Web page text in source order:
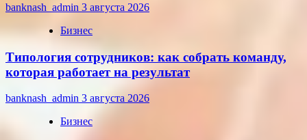
banknash_admin 3 августа 2026
Бизнес
Типология сотрудников: как собрать команду,
которая работает на результат
banknash_admin 3 августа 2026
Бизнес